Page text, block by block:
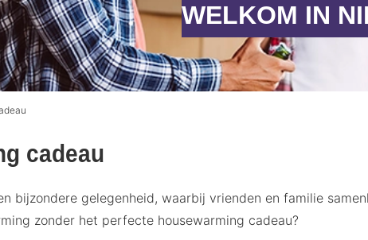
WELKOM IN
cadeau
bijzondere gelegenheid, waarbij vrienden en familie
zonder het perfecte housewarming cadeau?